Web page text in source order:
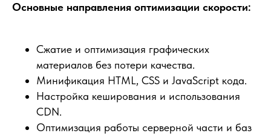
Основные направления оптимизации скорости:
Сжатие и оптимизация графических
материалов без потери качества.
Минификация HTML, CSS и JavaScript кода.
Настройка кеширования и использования
CDN.
Оптимизация работы серверной части и баз